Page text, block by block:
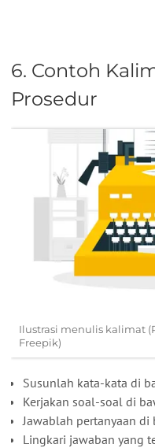
6. Contoh
Prosedur
Ilustrasi menulis kalimat
Freepik)
Susunlah kata-kata di
Kerjakan soal-soal di
Jawablah pertanyaan
Lingkari jawaban yang